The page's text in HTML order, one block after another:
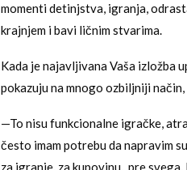
momenti detinjstva, igranja,
krajnjem i bavi ličnim stvarima.
Kada je najavljivana Vaša izložba
pokazuju na mnogo ozbiljniji
—To nisu funkcionalne igračke,
često imam potrebu da napravim
za igranje, za kupovinu, pre